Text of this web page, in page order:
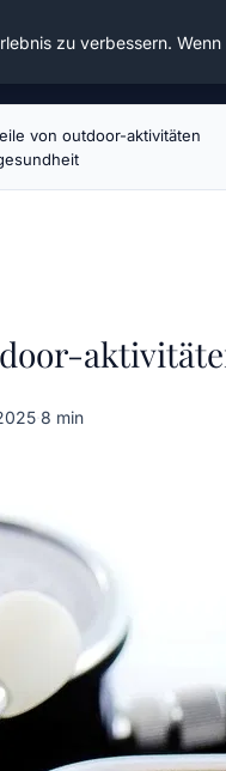
von outdoor-aktivitäten
·8 min
zu verbessern.